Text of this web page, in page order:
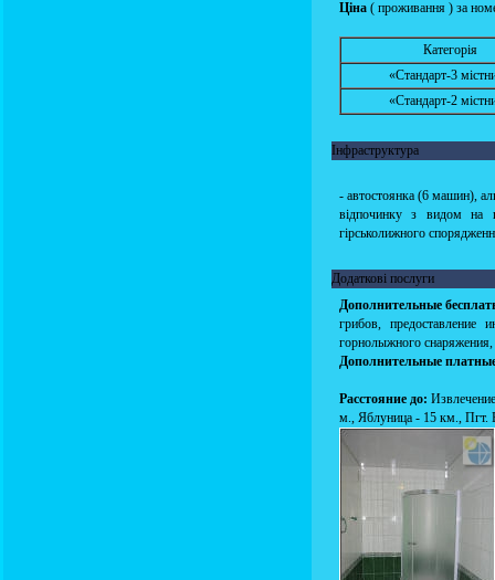
Ціна( проживання ) за
Категорія
«Стандарт-3
«Стандарт-2
Інфраструктура
- автостоянка (6 машин),
відпочинку з видом на
гірськолижного
Додаткові послуги
Дополнительные
грибов, предоставление
горнолыжного
Дополнительные
Расстояние до:
м., Яблуница - 15 км., Пгт.